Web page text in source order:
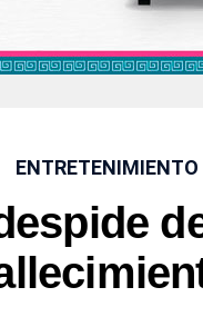
ENTRETENIMIENTO